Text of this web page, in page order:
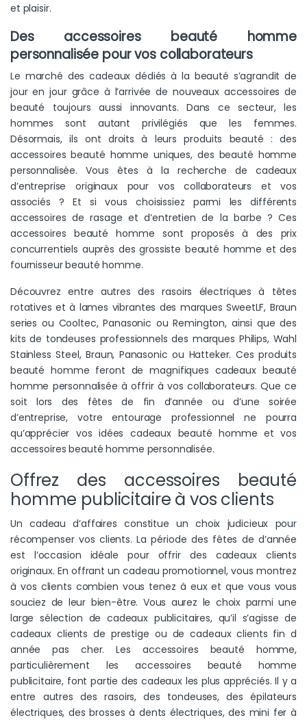
et plaisir.
Des accessoires beauté homme
personnalisée pour vos collaborateurs
Le marché des cadeaux dédiés à la beauté s’agrandit de
jour en jour grâce à l’arrivée de nouveaux accessoires de
beauté toujours aussi innovants. Dans ce secteur, les
hommes sont autant privilégiés que les femmes.
Désormais, ils ont droits à leurs produits beauté : des
accessoires beauté homme uniques, des beauté homme
personnalisée. Vous êtes à la recherche de cadeaux
d’entreprise originaux pour vos collaborateurs et vos
associés ? Et si vous choisissiez parmi les différents
accessoires de rasage et d’entretien de la barbe ? Ces
accessoires beauté homme sont proposés à des prix
concurrentiels auprès des grossiste beauté homme et des
fournisseur beauté homme.
Découvrez entre autres des rasoirs électriques à têtes
rotatives et à lames vibrantes des marques SweetLF, Braun
series ou Cooltec, Panasonic ou Remington, ainsi que des
kits de tondeuses professionnels des marques Philips, Wahl
Stainless Steel, Braun, Panasonic ou Hatteker. Ces produits
beauté homme feront de magnifiques cadeaux beauté
homme personnalisée à offrir à vos collaborateurs. Que ce
soit lors des fêtes de fin d’année ou d’une soirée
d’entreprise, votre entourage professionnel ne pourra
qu’apprécier vos idées cadeaux beauté homme et vos
accessoires beauté homme personnalisée.
Offrez des accessoires beauté
homme publicitaire à vos clients
Un cadeau d’affaires constitue un choix judicieux pour
récompenser vos clients. La période des fêtes de d’année
est l’occasion idéale pour offrir des cadeaux clients
originaux. En offrant un cadeau promotionnel, vous montrez
à vos clients combien vous tenez à eux et que vous vous
souciez de leur bien-être. Vous aurez le choix parmi une
large sélection de cadeaux publicitaires, qu’il s’agisse de
cadeaux clients de prestige ou de cadeaux clients fin d
année pas cher. Les accessoires beauté homme,
particulièrement les accessoires beauté homme
publicitaire, font partie des cadeaux les plus appréciés. Il y a
entre autres des rasoirs, des tondeuses, des épilateurs
électriques, des brosses à dents électriques, des mini fer à